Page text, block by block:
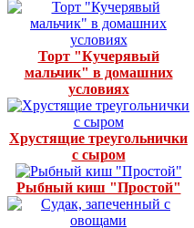
Торт "Кучерявый
мальчик" в домашних
условиях
Хрустящие треугольнички
с сыром
Рыбный киш "Простой"